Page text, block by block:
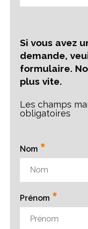
Si vous avez
demande,
formulaire.
plus vite.
Les champs
obligatoires
Nom *
Prénom *